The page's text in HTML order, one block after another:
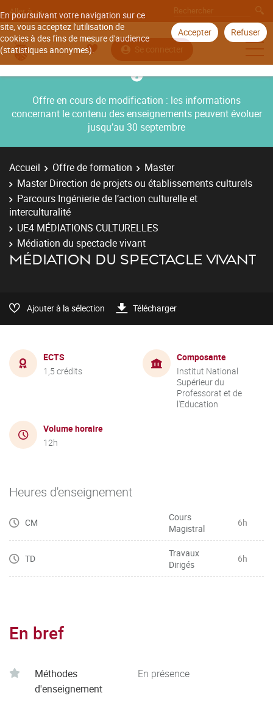
En poursuivant votre navigation sur ce
site, vous acceptez l'utilisation de
cookies à des fins de mesure d'audience
(statistiques anonymes).
Accepter Refuser
Aller à
Se connecter
Offre en cours de modification : les informations
concernant le contenu des enseignements peuvent évoluer
jusqu’au 30 septembre
Accueil Offre de formation
Master
Master Direction de projets ou établissements culturels
Parcours Ingénierie de l’action culturelle et
interculturalité
UE4 MÉDIATIONS CULTURELLES
Médiation du spectacle vivant
MÉDIATION DU SPECTACLE VIVANT
Ajouter à la sélection Télécharger
ECTS
1,5 crédits
Composante
Institut National
Supérieur du
Professorat et de
l'Education
Volume horaire
12h
Heures d'enseignement
CM
Cours
Magistral
6h
TD
Travaux
Dirigés
6h
En bref
Méthodes
d'enseignement
En présence